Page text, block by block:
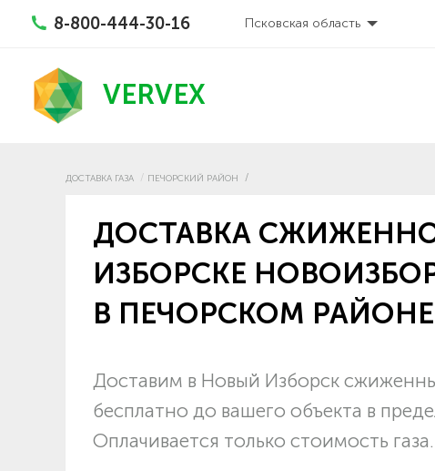
8-800-444-30-16 Псковская область
VERVEX
ДОСТАВКА ГАЗА ПЕЧОРСКИЙ РАЙОН
ДОСТАВКА
ИЗБОРСКЕ
В ПЕЧОРСКОМ РАЙОНЕ
Доставим в Новый Изборск
бесплатно до вашего объекта в
Оплачивается только стоимость газа.